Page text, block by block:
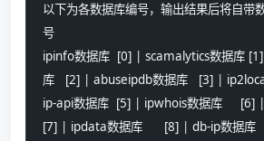
以下为各数据库编号，输出结果后将自带
号
ipinfo数据库  [0] | scamalytics数据库
库   [2] | abuseipdb数据库   [3] |
ip-api数据库  [5] | ipwhois数据库     [6]
[7] | ipdata数据库      [8] | db-ip数据库